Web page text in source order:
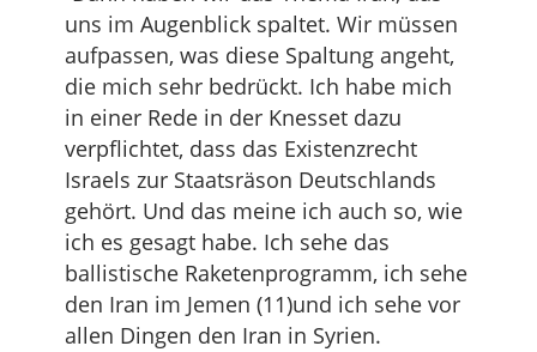
uns im Augenblick spaltet. Wir müssen
aufpassen, was diese Spaltung angeht,
die mich sehr bedrückt. Ich habe mich
in einer Rede in der Knesset dazu
verpflichtet, dass das Existenzrecht
Israels zur Staatsräson Deutschlands
gehört. Und das meine ich auch so, wie
ich es gesagt habe. Ich sehe das
ballistische Raketenprogramm, ich sehe
den Iran im Jemen (11)und ich sehe vor
allen Dingen den Iran in Syrien.